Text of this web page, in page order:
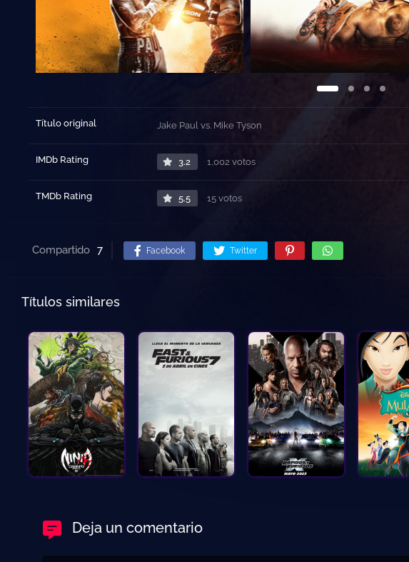
Título original Jake Paul vs. Mike Tyson
IMDb Rating 3.2 1,002 votos
TMDb Rating 5.5 15 votos
Compartido 7 Facebook Twitter
Títulos similares
Deja un comentario